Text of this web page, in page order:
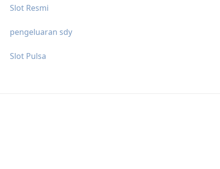
Slot Resmi
pengeluaran sdy
Slot Pulsa